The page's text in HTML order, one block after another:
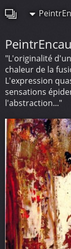
"L'originalité
chaleur de la
L'expression
sensations
l'abstraction..."